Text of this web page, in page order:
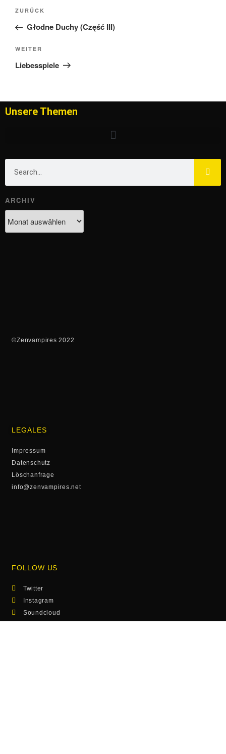
ZURÜCK
Głodne Duchy (Część III)
WEITER
Liebesspiele
Unsere Themen
ARCHIV
©Zenvampires 2022
LEGALES
Impressum
Datenschutz
Löschanfrage
info@zenvampires.net
FOLLOW US
Twitter
Instagram
Soundcloud